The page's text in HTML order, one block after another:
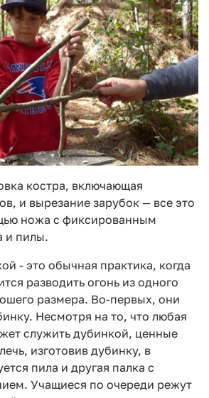
костра, включающая
и вырезание зарубок — все это
ножа с фиксированным
и пилы.
- это обычная практика, когда
разводить огонь из одного
размера. Во-первых, они
Несмотря на то, что любая
служить дубинкой, ценные
изготовив дубинку, в
пила и другая палка с
Учащиеся по очереди режут